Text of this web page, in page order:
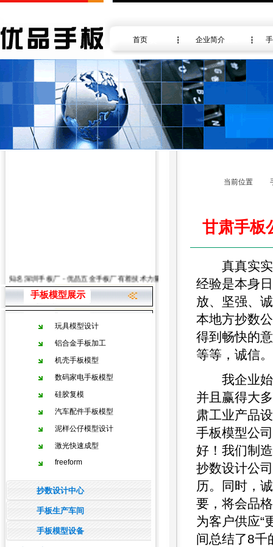
首页 企业简介
知名深圳手板厂 - 优品五金手板厂有着技术力量雄厚的手板加工、手板模型制造
手板模型展示
玩具模型设计
铝合金手板加工
机壳手板模型
数码家电手板模型
硅胶复模
汽车配件手板模型
泥样公仔模型设计
激光快速成型
freeform
抄数设计中心
手板生产车间
手板模型设备
当前位置
甘肃手板
真真实实
经验是本身
放、坚强、
本地方抄数
得到畅快的
等等，诚信。
我企业始
并且赢得大
肃工业产品
手板模型公
好！我们制
抄数设计公
历。同时，
要，将会品
为客户供应“
间总结了8千